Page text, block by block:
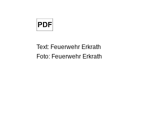
Text: Feuerwehr Erkrath
Foto: Feuerwehr Erkrath